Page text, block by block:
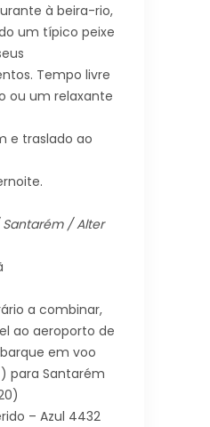
à beira-rio,
um típico peixe
Tempo livre
ou um relaxante
e traslado ao
/ Alter
a combinar,
ao aeroporto de
em voo
) para Santarém
– Azul 4432